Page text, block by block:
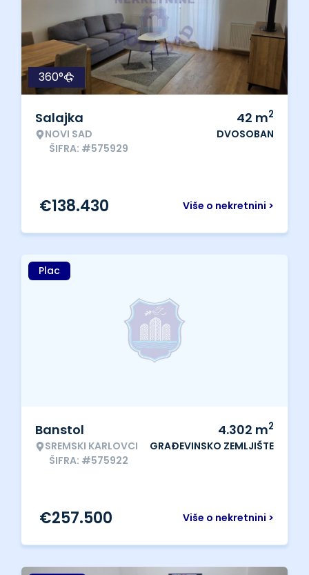
360°
Salajka
NOVI SAD
ŠIFRA: #575929
42 m2
DVOSOBAN
Više o nekretnini >
€138.430
Plac
Banstol
SREMSKI KARLOVCI
ŠIFRA: #575922
4.302 m2
GRAĐEVINSKO ZEMLJIŠTE
Više o nekretnini >
€257.500